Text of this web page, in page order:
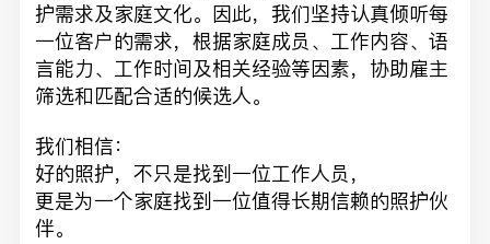
护需求及家庭文化。因此，我们坚持认真倾听每
一位客户的需求，根据家庭成员、工作内容、语
言能力、工作时间及相关经验等因素，协助雇主
筛选和匹配合适的候选人。
我们相信：
好的照护，不只是找到一位工作人员，
更是为一个家庭找到一位值得长期信赖的照护伙
伴。